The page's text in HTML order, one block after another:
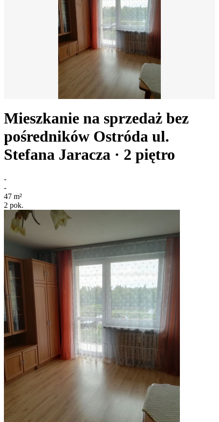
Mieszkanie na sprzedaż bez
pośredników Ostróda ul.
Stefana Jaracza · 2 piętro
-
-
47 m²
2 pok.